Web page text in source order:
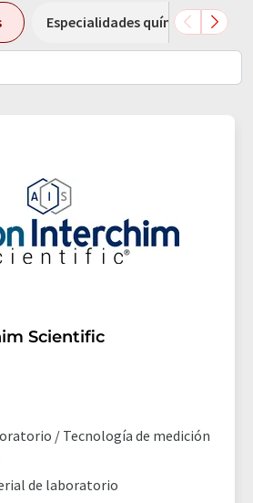
Especialidades químicas
Scientific
/ Tecnología de medición
de laboratorio